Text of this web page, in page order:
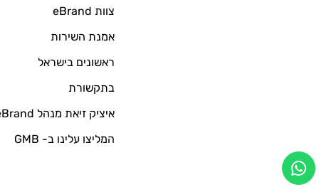
צוות eBrand
אמנת השירות
ראשונים בישראל
בתקשורת
איציק זיאת מנהל eBrand
המליצו עלינו ב- GMB